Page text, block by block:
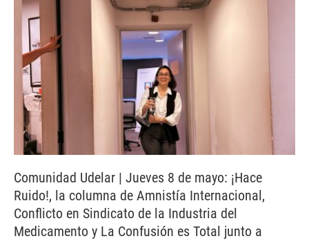
Comunidad Udelar | Jueves 8 de mayo: ¡Hace
Ruido!, la columna de Amnistía Internacional,
Conflicto en Sindicato de la Industria del
Medicamento y La Confusión es Total junto a